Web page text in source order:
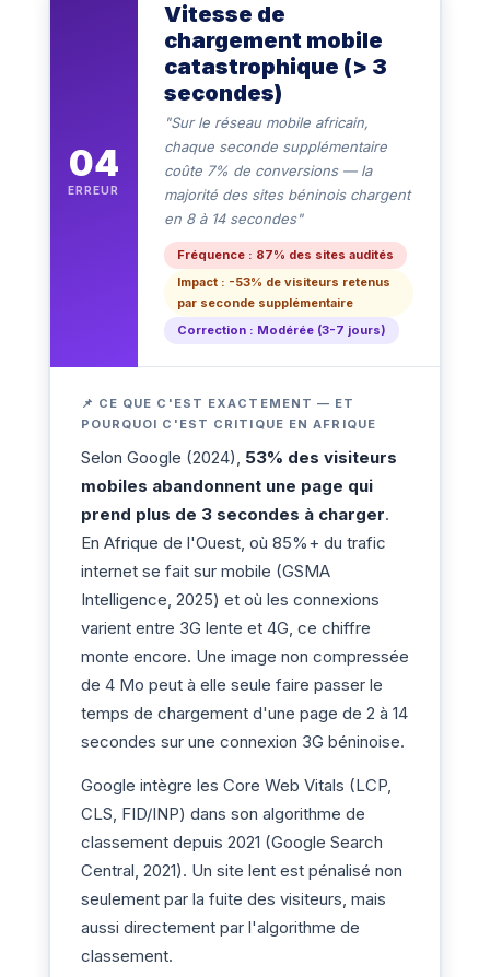
04
ERREUR
Vitesse de
chargement mobile
catastrophique (> 3
secondes)
"Sur le réseau mobile africain,
chaque seconde supplémentaire
coûte 7% de conversions — la
majorité des sites béninois chargent
en 8 à 14 secondes"
Fréquence : 87% des sites audités
Impact : -53% de visiteurs retenus
par seconde supplémentaire
Correction : Modérée (3-7 jours)
📌 CE QUE C'EST EXACTEMENT — ET
POURQUOI C'EST CRITIQUE EN AFRIQUE
Selon Google (2024), 53% des visiteurs
mobiles abandonnent une page qui
prend plus de 3 secondes à charger.
En Afrique de l'Ouest, où 85%+ du trafic
internet se fait sur mobile (GSMA
Intelligence, 2025) et où les connexions
varient entre 3G lente et 4G, ce chiffre
monte encore. Une image non compressée
de 4 Mo peut à elle seule faire passer le
temps de chargement d'une page de 2 à 14
secondes sur une connexion 3G béninoise.
Google intègre les Core Web Vitals (LCP,
CLS, FID/INP) dans son algorithme de
classement depuis 2021 (Google Search
Central, 2021). Un site lent est pénalisé non
seulement par la fuite des visiteurs, mais
aussi directement par l'algorithme de
classement.